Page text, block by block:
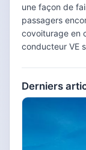
une façon de
passagers
covoiturage en
conducteur VE
Derniers